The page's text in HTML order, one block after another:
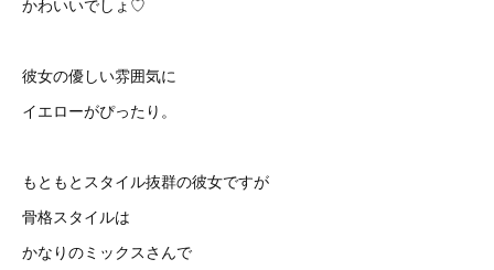
かわいいでしょ♡
彼女の優しい雰囲気に
イエローがぴったり。
もともとスタイル抜群の彼女ですが
骨格スタイルは
かなりのミックスさんで